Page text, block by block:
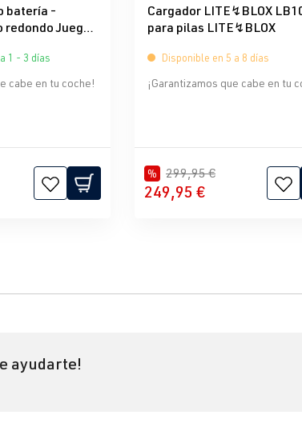
batería -
Juego
1 - 3 días
cabe en tu coche!
Cargador LITE↯BLOX
para pilas LITE↯BLOX
Disponible en 5 a 8 días
¡Garantizamos que cabe en tu
% 299,95 €
249,95 €
ayudarte!